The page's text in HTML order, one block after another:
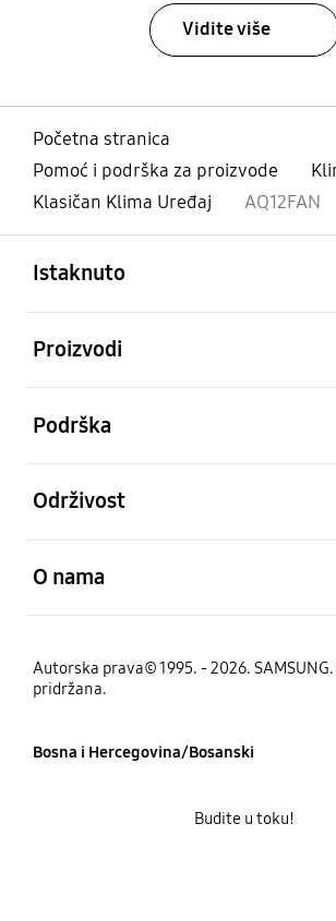
Vidite više
Početna stranica
Pomoć i podrška za proizvode
Klasičan Klima Uređaj
AQ12FAN
Istaknuto
Proizvodi
Podrška
Održivost
O nama
Autorska prava© 1995. - 2026.
pridržana.
Bosna i Hercegovina/Bosanski
Budite u toku!